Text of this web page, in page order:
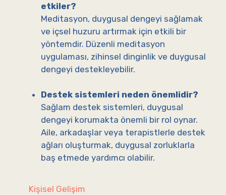
etkiler?
Meditasyon, duygusal dengeyi sağlamak
ve içsel huzuru artırmak için etkili bir
yöntemdir. Düzenli meditasyon
uygulaması, zihinsel dinginlik ve duygusal
dengeyi destekleyebilir.
Destek sistemleri neden önemlidir?
Sağlam destek sistemleri, duygusal
dengeyi korumakta önemli bir rol oynar.
Aile, arkadaşlar veya terapistlerle destek
ağları oluşturmak, duygusal zorluklarla
baş etmede yardımcı olabilir.
Kategoriler
Kişisel Gelişim